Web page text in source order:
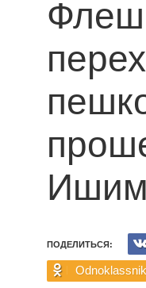
ПОДЕЛИТЬСЯ: